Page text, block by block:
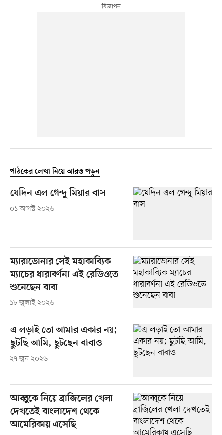
পাঠকের লেখা নিয়ে আরও পড়ুন
যেদিন এল গেন্দু মিয়ার বাস
০১ আগস্ট ২০২৬
ম্যারাডোনার সেই মহাকাব্যিক
ম্যাচের ধারাবর্ণনা এই রেডিওতে
শুনেছেন বাবা
১৮ জুলাই ২০২৬
এ লড়াই তো আমার একার নয়;
ছুটছি আমি, ছুটছেন বাবাও
২৭ জুন ২০২৬
আব্বুকে নিয়ে ব্রাজিলের খেলা
দেখতেই বাংলাদেশ থেকে
আমেরিকায় এসেছি